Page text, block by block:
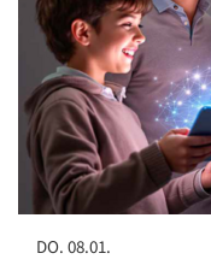
DO. 08.01.